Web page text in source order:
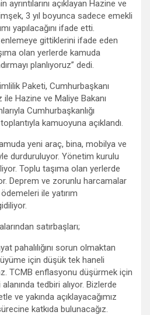
açıklayan Hazine ve
3 yıl boyunca sadece emekli
yapılacağını ifade etti.
gittiklerini ifade eden
olan yerlerde kamuda
planlıyoruz” dedi.
Paketi, Cumhurbaşkanı
ile Hazine ve Maliye Bakanı
Cumhurbaşkanlığı
kamuoyuna açıklandı.
yeni araç, bina, mobilya ve
durduruluyor. Yönetim kurulu
Toplu taşıma olan yerlerde
Deprem ve zorunlu harcamalar
ile yatırım
satırbaşları;
pahalılığını sorun olmaktan
için düşük tek haneli
TCMB enflasyonu düşürmek için
tedbiri alıyor. Bizlerde
ve yakında açıklayacağımız
katkıda bulunacağız.